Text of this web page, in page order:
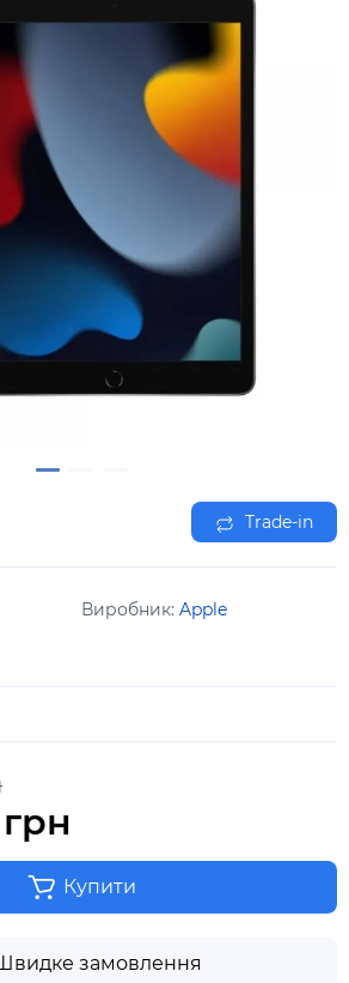
Trade-in
Виробник: Apple
Купити
замовлення